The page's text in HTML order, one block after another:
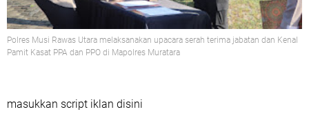
Polres Musi Rawas Utara melaksanakan upacara serah terima jabatan dan Kenal
Pamit Kasat PPA dan PPO di Mapolres Muratara
masukkan script iklan disini